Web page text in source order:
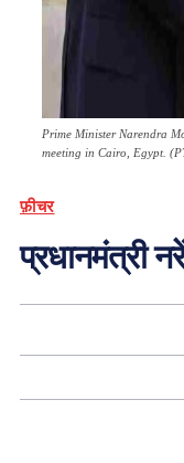
Prime Minister Narendra
meeting in Cairo, Egypt.
फ़ीचर
प्रधानमंत्री